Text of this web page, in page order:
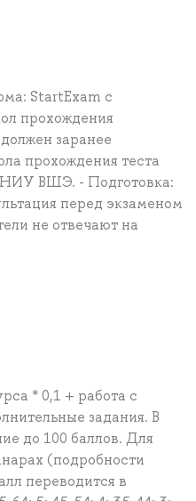
StartExam с
прохождения
заранее
прохождения теста
НИУ ВШЭ. - Подготовка:
перед экзаменом
не отвечают на
* 0,1 + работа с
задания. В
до 100 баллов. Для
(подробности
переводится в